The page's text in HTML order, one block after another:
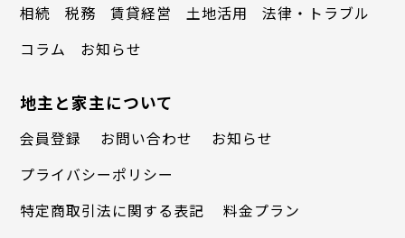
れていた中将が、古老の助言を得て、「ア
塗れば、アリは蜜の香りを嗅ぎつけて出口
に出てくる」と帝に進言しました。この古
老の知恵によって日本は守られたというこ
とです。つまり、アリが通したことから
相続 税務 賃貸経営 土地活用
法律・トラブル
コラム
お知らせ
地主と家主について
会員登録 お問い合わせ
お知らせ
プライバシーポリシー
特定商取引法に関する表記
料金プラン